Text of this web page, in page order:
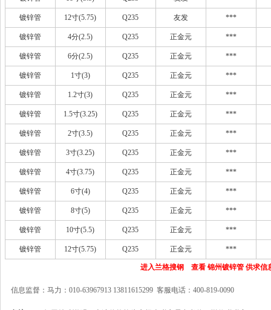
镀锌管 12寸(5.75) Q235 友发 ***
镀锌管 4分(2.5) Q235 正金元 ***
镀锌管 6分(2.5) Q235 正金元 ***
镀锌管 1寸(3) Q235 正金元 ***
镀锌管 1.2寸(3) Q235 正金元 ***
镀锌管 1.5寸(3.25) Q235 正金元 ***
镀锌管 2寸(3.5) Q235 正金元 ***
镀锌管 3寸(3.25) Q235 正金元 ***
镀锌管 4寸(3.75) Q235 正金元 ***
镀锌管 6寸(4) Q235 正金元 ***
镀锌管 8寸(5) Q235 正金元 ***
镀锌管 10寸(5.5) Q235 正金元 ***
镀锌管 12寸(5.75) Q235 正金元 ***
进入兰格搜钢 查看 锦州镀锌管 供求信
信息监督：马力：010-63967913 13811615299 客服电话：400-819-0090